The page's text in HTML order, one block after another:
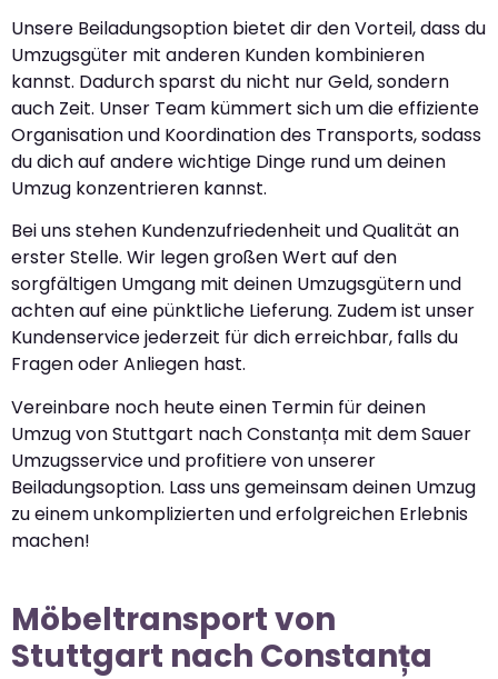
Unsere Beiladungsoption bietet dir den Vorteil, dass du
Umzugsgüter mit anderen Kunden kombinieren
kannst. Dadurch sparst du nicht nur Geld, sondern
auch Zeit. Unser Team kümmert sich um die effiziente
Organisation und Koordination des Transports, sodass
du dich auf andere wichtige Dinge rund um deinen
Umzug konzentrieren kannst.
Bei uns stehen Kundenzufriedenheit und Qualität an
erster Stelle. Wir legen großen Wert auf den
sorgfältigen Umgang mit deinen Umzugsgütern und
achten auf eine pünktliche Lieferung. Zudem ist unser
Kundenservice jederzeit für dich erreichbar, falls du
Fragen oder Anliegen hast.
Vereinbare noch heute einen Termin für deinen
Umzug von Stuttgart nach Constanța mit dem Sauer
Umzugsservice und profitiere von unserer
Beiladungsoption. Lass uns gemeinsam deinen Umzug
zu einem unkomplizierten und erfolgreichen Erlebnis
machen!
Möbeltransport von
Stuttgart nach Constanța